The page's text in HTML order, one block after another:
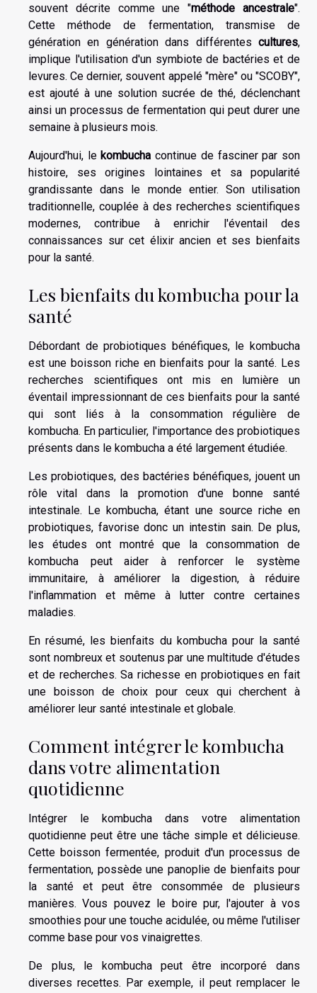
souvent décrite comme une "méthode ancestrale".
Cette méthode de fermentation, transmise de
génération en génération dans différentes cultures,
implique l'utilisation d'un symbiote de bactéries et de
levures. Ce dernier, souvent appelé "mère" ou "SCOBY",
est ajouté à une solution sucrée de thé, déclenchant
ainsi un processus de fermentation qui peut durer une
semaine à plusieurs mois.
Aujourd'hui, lekombucha continue de fasciner par son
histoire, ses origines lointaines et sa popularité
grandissante dans le monde entier. Son utilisation
traditionnelle, couplée à des recherches scientifiques
modernes, contribue à enrichir l'éventail des
connaissances sur cet élixir ancien et ses bienfaits
pour la santé.
Les bienfaits du kombucha pour la
santé
Débordant de probiotiques bénéfiques, le kombucha
est une boisson riche en bienfaits pour la santé. Les
recherches scientifiques ont mis en lumière un
éventail impressionnant de ces bienfaits pour la santé
qui sont liés à la consommation régulière de
kombucha. En particulier, l'importance des probiotiques
présents dans le kombucha a été largement étudiée.
Les probiotiques, des bactéries bénéfiques, jouent un
rôle vital dans la promotion d'une bonne santé
intestinale. Le kombucha, étant une source riche en
probiotiques, favorise donc un intestin sain. De plus,
les études ont montré que la consommation de
kombucha peut aider à renforcer le système
immunitaire, à améliorer la digestion, à réduire
l'inflammation et même à lutter contre certaines
maladies.
En résumé, les bienfaits du kombucha pour la santé
sont nombreux et soutenus par une multitude d'études
et de recherches. Sa richesse en probiotiques en fait
une boisson de choix pour ceux qui cherchent à
améliorer leur santé intestinale et globale.
Comment intégrer le kombucha
dans votre alimentation
quotidienne
Intégrer le kombucha dans votre alimentation
quotidienne peut être une tâche simple et délicieuse.
Cette boisson fermentée, produit d'un processus de
fermentation, possède une panoplie de bienfaits pour
la santé et peut être consommée de plusieurs
manières. Vous pouvez le boire pur, l'ajouter à vos
smoothies pour une touche acidulée, ou même l'utiliser
comme base pour vos vinaigrettes.
De plus, le kombucha peut être incorporé dans
diverses recettes. Par exemple, il peut remplacer le